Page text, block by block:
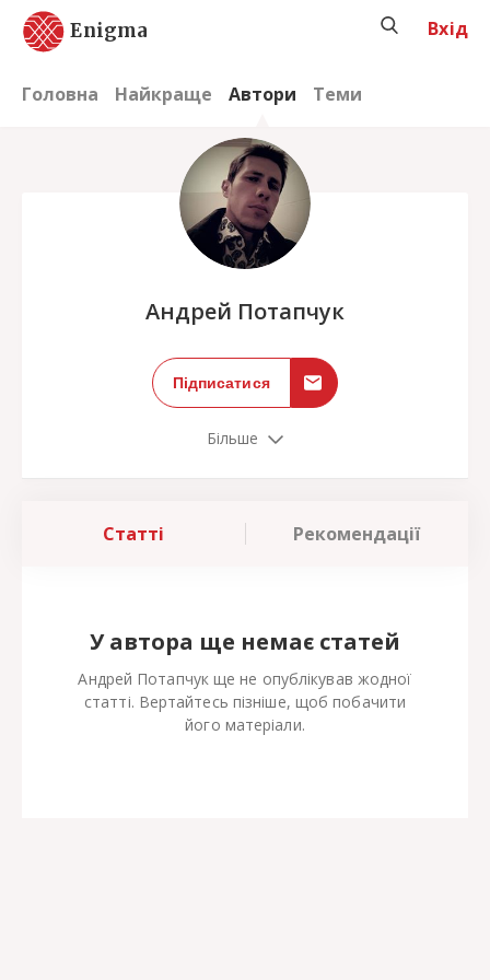
Enigma
Головна Найкраще Автори Теми
Вхід
Андрей Потапчук
Підписатися
Більше
Статті Рекомендації
У автора ще немає статей
Андрей Потапчук ще не опублікував жодної
статті. Вертайтесь пізніше, щоб побачити
його матеріали.